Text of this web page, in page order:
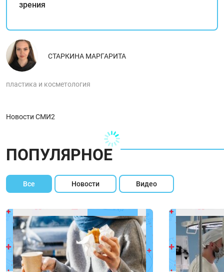
зрения
СТАРКИНА МАРГАРИТА
пластика и косметология
Новости СМИ2
ПОПУЛЯРНОЕ
Все Новости Видео